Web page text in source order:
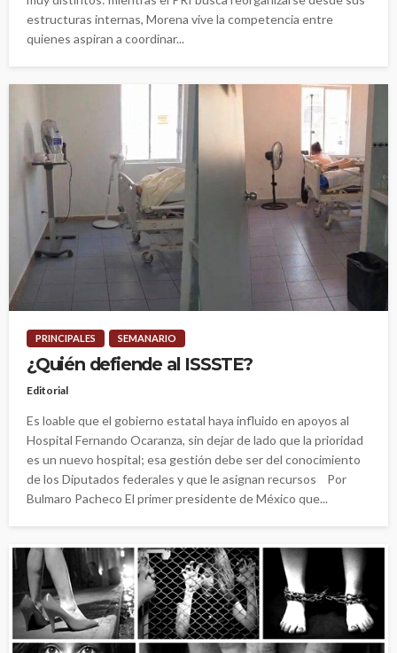
estructuras internas, Morena vive la competencia entre
quienes aspiran a coordinar...
PRINCIPALES SEMANARIO
¿Quién defiende al ISSSTE?
Editorial
Es loable que el gobierno estatal haya influido en apoyos al
Hospital Fernando Ocaranza, sin dejar de lado que la prioridad
es un nuevo hospital; esa gestión debe ser del conocimiento
de los Diputados federales y que le asignan recursos Por
Bulmaro Pacheco El primer presidente de México que...